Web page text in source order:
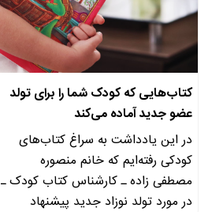
کتاب‌هایی که کودک شما را برای تولد
عضو جدید آماده می‌کند
در این یادداشت به سراغ کتاب‌های
کودکی رفته‌ایم که خانم منصوره
مصطفی زاده ـ کارشناس کتاب کودک ـ
در مورد تولد نوزاد جدید پیشنهاد